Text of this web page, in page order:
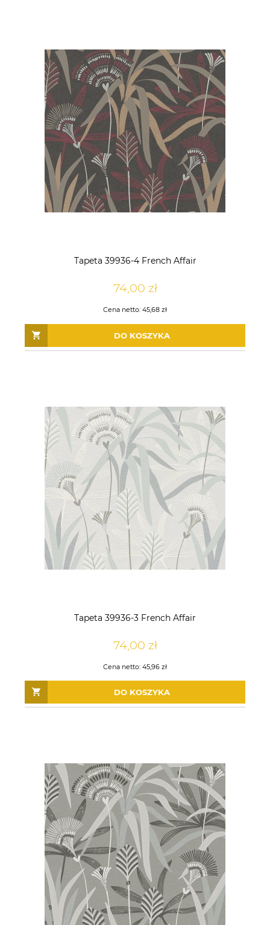
Tapeta 39936-4 French Affair
74,00 zł
Cena netto: 45,68 zł
DO KOSZYKA
Tapeta 39936-3 French Affair
74,00 zł
Cena netto: 45,96 zł
DO KOSZYKA